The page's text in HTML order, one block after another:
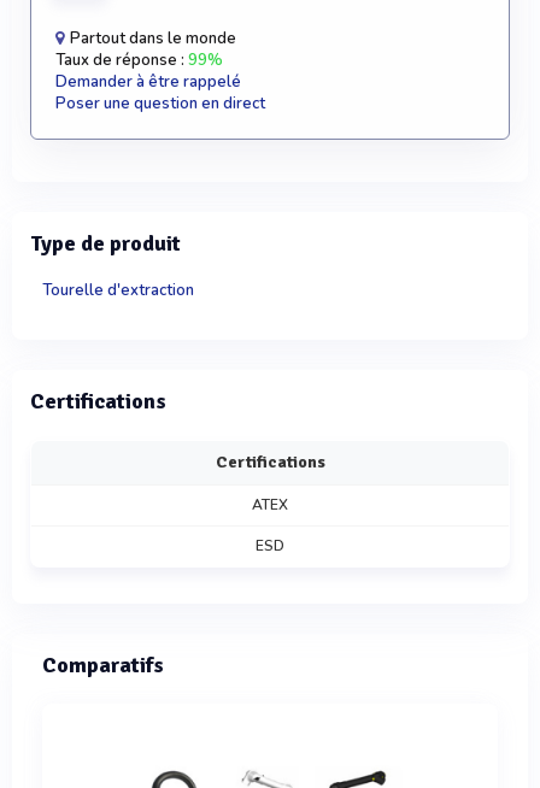
Partout dans le monde
Taux de réponse : 99%
Demander à être rappelé
Poser une question en direct
Type de produit
Tourelle d'extraction
Certifications
Certifications
ATEX
ESD
Comparatifs